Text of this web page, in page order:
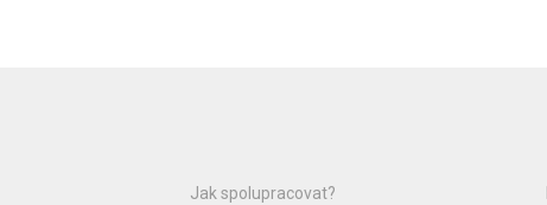
Jak spolupracovat?